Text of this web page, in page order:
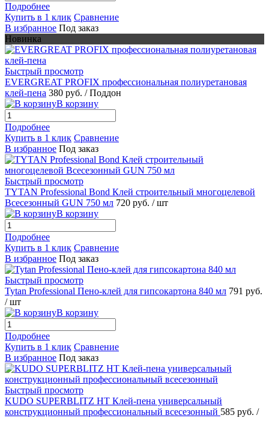
Подробнее
Купить в 1 клик Сравнение
В избранное Под заказ
Новинка
Быстрый просмотр
EVERGREAT PROFIX профессиональная полиуретановая
клей-пена 380 руб. / Поддон
В корзину
Подробнее
Купить в 1 клик Сравнение
В избранное Под заказ
Быстрый просмотр
TYTAN Professional Bond Клей строительный многоцелевой
Всесезонный GUN 750 мл 720 руб. / шт
В корзину
Подробнее
Купить в 1 клик Сравнение
В избранное Под заказ
Быстрый просмотр
Tytan Professional Пено-клей для гипсокартона 840 мл 791 руб.
/ шт
В корзину
Подробнее
Купить в 1 клик Сравнение
В избранное Под заказ
Быстрый просмотр
KUDO SUPERBLITZ HT Клей-пена универсальный
конструкционный профессиональный всесезонный 585 руб. /